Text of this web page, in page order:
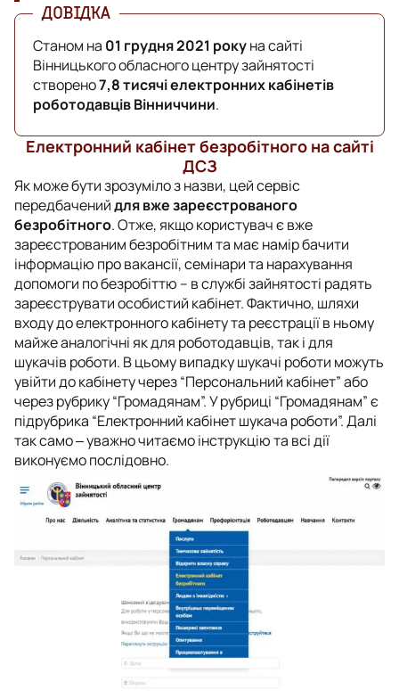
Станом на 01 грудня 2021 рокуна сайті
Вінницького обласного центру зайнятості
створено7,8 тисячі електронних кабінетів
роботодавців Вінниччини.
Електронний кабінет безробітного на сайті
ДСЗ
Як може бути зрозуміло з назви, цей сервіс
передбаченийдля вже зареєстрованого
безробітного. Отже, якщо користувач є вже
зареєстрованим безробітним та має намір бачити
інформацію про вакансії, семінари та нарахування
допомоги по безробіттю – в службі зайнятості радять
зареєструвати особистий кабінет. Фактично, шляхи
входу до електронного кабінету та реєстрації в ньому
майже аналогічні як для роботодавців, так і для
шукачів роботи. В цьому випадку шукачі роботи можуть
увійти до кабінету через “Персональний кабінет” або
через рубрику “Громадянам”. У рубриці “Громадянам” є
підрубрика “Електронний кабінет шукача роботи”. Далі
так само ‒ уважно читаємо інструкцію та всі дії
виконуємо послідовно.